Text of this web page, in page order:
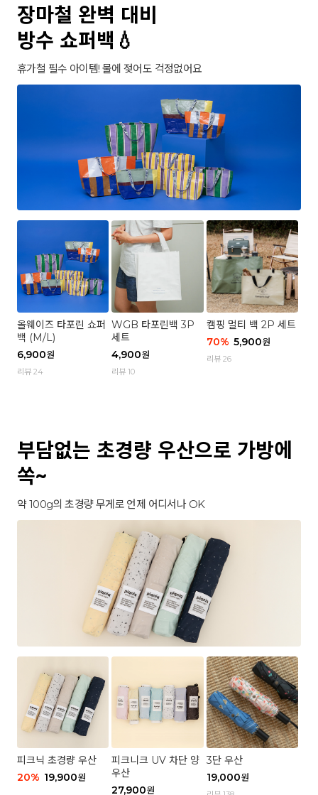
장마철 완벽 대비
방수 쇼퍼백💧
휴가철 필수 아이템! 물에 젖어도 걱정없어요
올웨이즈 타포린 쇼퍼
백 (M/L)
6,900원
리뷰 24
WGB 타포린백 3P
세트
4,900원
리뷰 10
캠핑 멀티 백 2P 세트
70% 5,900원
리뷰 26
부담없는 초경량 우산으로 가방에
쏙~
약 100g의 초경량 무게로 언제 어디서나 OK
피크닉 초경량 우산
20% 19,900원
피크니크 UV 차단 양
우산
27,900원
3단 우산
19,000원